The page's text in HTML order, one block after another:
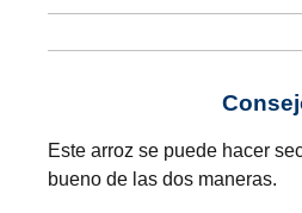
Este arroz se puede hacer
bueno de las dos maneras.